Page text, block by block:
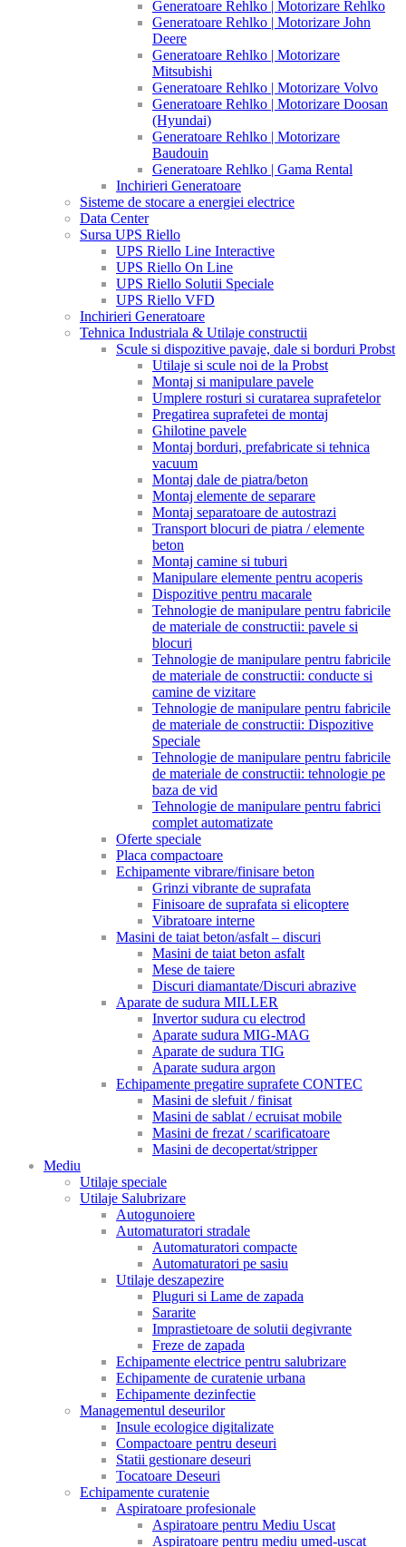
Generatoare Rehlko | Motorizare Rehlko
Generatoare Rehlko | Motorizare John
Deere
Generatoare Rehlko | Motorizare
Mitsubishi
Generatoare Rehlko | Motorizare Volvo
Generatoare Rehlko | Motorizare Doosan
(Hyundai)
Generatoare Rehlko | Motorizare
Baudouin
Generatoare Rehlko | Gama Rental
Inchirieri Generatoare
Sisteme de stocare a energiei electrice
Data Center
Sursa UPS Riello
UPS Riello Line Interactive
UPS Riello On Line
UPS Riello Solutii Speciale
UPS Riello VFD
Inchirieri Generatoare
Tehnica Industriala & Utilaje constructii
Scule si dispozitive pavaje, dale si borduri Probst
Utilaje si scule noi de la Probst
Montaj si manipulare pavele
Umplere rosturi si curatarea suprafetelor
Pregatirea suprafetei de montaj
Ghilotine pavele
Montaj borduri, prefabricate si tehnica
vacuum
Montaj dale de piatra/beton
Montaj elemente de separare
Montaj separatoare de autostrazi
Transport blocuri de piatra / elemente
beton
Montaj camine si tuburi
Manipulare elemente pentru acoperis
Dispozitive pentru macarale
Tehnologie de manipulare pentru fabricile
de materiale de constructii: pavele si
blocuri
Tehnologie de manipulare pentru fabricile
de materiale de constructii: conducte si
camine de vizitare
Tehnologie de manipulare pentru fabricile
de materiale de constructii: Dispozitive
Speciale
Tehnologie de manipulare pentru fabricile
de materiale de constructii: tehnologie pe
baza de vid
Tehnologie de manipulare pentru fabrici
complet automatizate
Oferte speciale
Placa compactoare
Echipamente vibrare/finisare beton
Grinzi vibrante de suprafata
Finisoare de suprafata si elicoptere
Vibratoare interne
Masini de taiat beton/asfalt – discuri
Masini de taiat beton asfalt
Mese de taiere
Discuri diamantate/Discuri abrazive
Aparate de sudura MILLER
Invertor sudura cu electrod
Aparate sudura MIG-MAG
Aparate de sudura TIG
Aparate sudura argon
Echipamente pregatire suprafete CONTEC
Masini de slefuit / finisat
Masini de sablat / ecruisat mobile
Masini de frezat / scarificatoare
Masini de decopertat/stripper
Mediu
Utilaje speciale
Utilaje Salubrizare
Autogunoiere
Automaturatori stradale
Automaturatori compacte
Automaturatori pe sasiu
Utilaje deszapezire
Pluguri si Lame de zapada
Sararite
Imprastietoare de solutii degivrante
Freze de zapada
Echipamente electrice pentru salubrizare
Echipamente de curatenie urbana
Echipamente dezinfectie
Managementul deseurilor
Insule ecologice digitalizate
Compactoare pentru deseuri
Statii gestionare deseuri
Tocatoare Deseuri
Echipamente curatenie
Aspiratoare profesionale
Aspiratoare pentru Mediu Uscat
Aspiratoare pentru mediu umed-uscat